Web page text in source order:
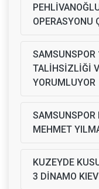
OPERASYONU
SAMSUNSPOR
TALİHSİZLİĞİ
YORUMLUYOR
SAMSUNSPOR
MEHMET
KUZEYDE
3 DİNAMO